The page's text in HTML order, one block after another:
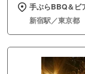
手ぶらBBQ＆ビ
新宿駅／東京都